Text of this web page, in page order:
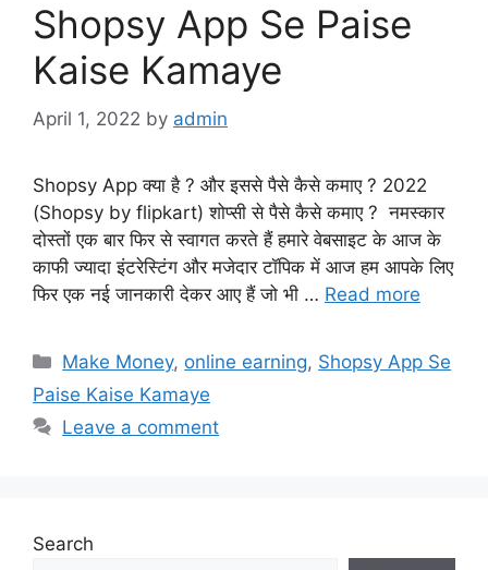
Shopsy App Se Paise
Kaise Kamaye
April 1, 2022 by admin
Shopsy App क्या है ? और इससे पैसे कैसे कमाए ? 2022
(Shopsy by flipkart) शोप्सी से पैसे कैसे कमाए ? नमस्कार
दोस्तों एक बार फिर से स्वागत करते हैं हमारे वेबसाइट के आज के
काफी ज्यादा इंटरेस्टिंग और मजेदार टॉपिक में आज हम आपके लिए
फिर एक नई जानकारी देकर आए हैं जो भी … Read more
Categories
Make Money, online earning, Shopsy App Se
Paise Kaise Kamaye
Leave a comment
Search